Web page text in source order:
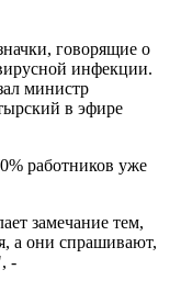
говорящие о
инфекции.
министр
в эфире
работников уже
замечание тем,
а они спрашивают,
-